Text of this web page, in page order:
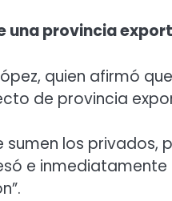
una provincia
quien afirmó
de provincia
sumen los
e